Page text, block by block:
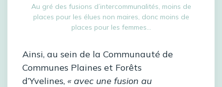
Au gré des fusions d’intercommunalités, moins de
places pour les élues non maires, donc moins de
places pour les femmes…
Ainsi, au sein de la Communauté de
Communes Plaines et Forêts
d’Yvelines, « avec une fusion au